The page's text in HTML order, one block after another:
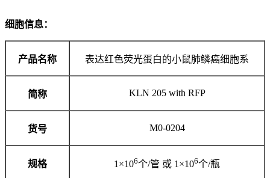
细胞信息：
产品名称 表达红色荧光蛋白的小鼠肺鳞癌细胞系
简称 KLN 205 with RFP
货号 M0-0204
规格 1×106个/管 或 1×106个/瓶